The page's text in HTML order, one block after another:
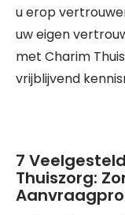
u erop
uw eigen
met Charim
vrijblijvend
7
Thuiszorg: